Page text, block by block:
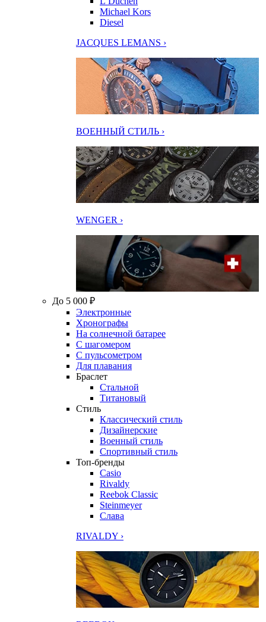
Michael Kors
Diesel
JACQUES LEMANS ›
ВОЕННЫЙ СТИЛЬ ›
WENGER ›
До 5 000 ₽
Электронные
Хронографы
На солнечной батарее
С шагомером
С пульсометром
Для плавания
Браслет
Стальной
Титановый
Стиль
Классический стиль
Дизайнерские
Военный стиль
Спортивный стиль
Топ-бренды
Casio
Rivaldy
Reebok Classic
Steinmeyer
Слава
RIVALDY ›